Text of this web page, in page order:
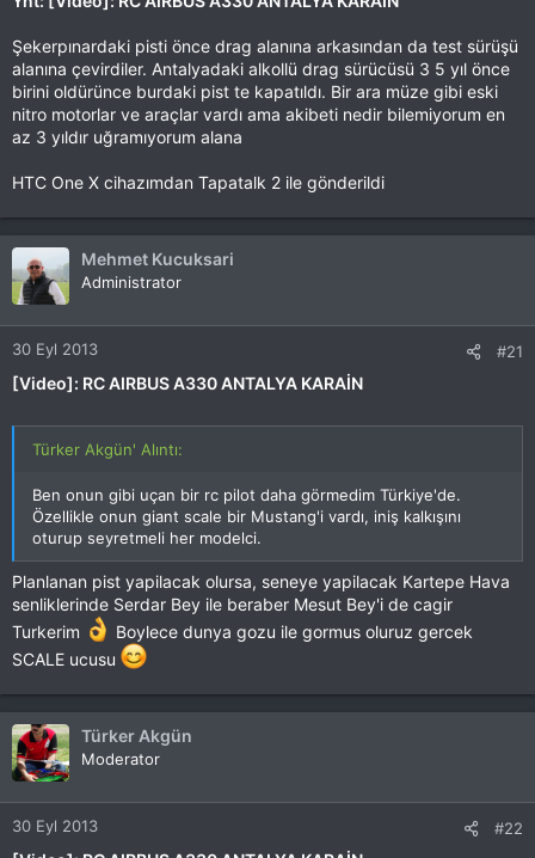
Şekerpınardaki pisti önce drag alanına arkasından da test sürüşü
alanına çevirdiler. Antalyadaki alkollü drag sürücüsü 3 5 yıl önce
birini oldürünce burdaki pist te kapatıldı. Bir ara müze gibi eski
nitro motorlar ve araçlar vardı ama akibeti nedir bilemiyorum en
az 3 yıldır uğramıyorum alana
HTC One X cihazımdan Tapatalk 2 ile gönderildi
Mehmet Kucuksari
Administrator
30 Eyl 2013 #21
[Video]: RC AIRBUS A330 ANTALYA KARAİN
Türker Akgün' Alıntı:
Ben onun gibi uçan bir rc pilot daha görmedim Türkiye'de.
Özellikle onun giant scale bir Mustang'i vardı, iniş kalkışını
oturup seyretmeli her modelci.
Planlanan pist yapilacak olursa, seneye yapilacak Kartepe Hava
senliklerinde Serdar Bey ile beraber Mesut Bey'i de cagir
Turkerim
Boylece dunya gozu ile gormus oluruz gercek
SCALE ucusu
Türker Akgün
Moderator
30 Eyl 2013 #22